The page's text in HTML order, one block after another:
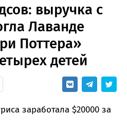
выручка с
Лаванде
Поттера»
детей
заработала $20000 за